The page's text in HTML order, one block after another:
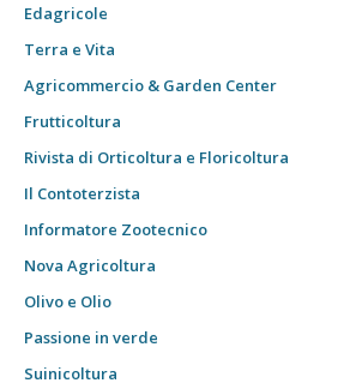
Edagricole
Terra e Vita
Agricommercio & Garden Center
Frutticoltura
Rivista di Orticoltura e Floricoltura
Il Contoterzista
Informatore Zootecnico
Nova Agricoltura
Olivo e Olio
Passione in verde
Suinicoltura